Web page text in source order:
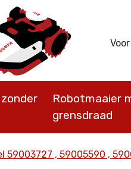
Robotmaaier
grensdraad
59003727 , 59005590 ,